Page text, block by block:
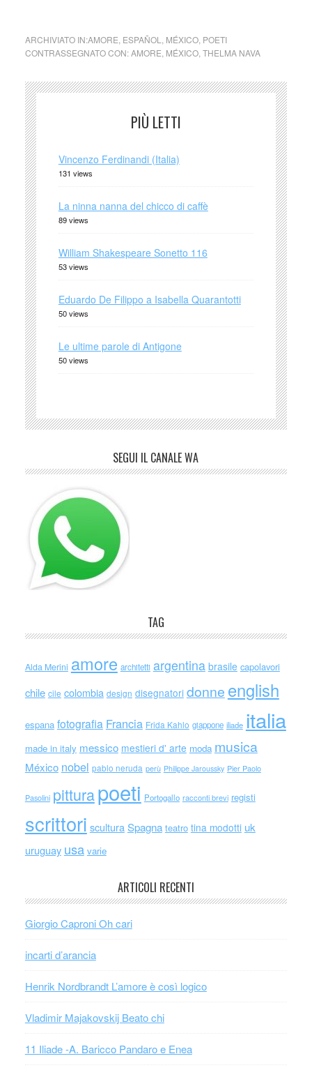
ARCHIVIATO IN:AMORE ESPAÑOL MÉXICO, POETI
CONTRASSEGNATO CON:AMORE MÉXICO, THELMA NAVA
PIÙ LETTI
Vincenzo Ferdinandi (Italia)
131 views
La ninna nanna del chicco di caffè
89 views
William Shakespeare Sonetto 116
53 views
Eduardo De Filippo a Isabella Quarantotti
50 views
Le ultime parole di Antigone
50 views
SEGUI IL CANALE WA
TAG
Alda Merini amore architetti argentina brasile capolavori
chile cile colombia design disegnatori donne english
espana fotografia Francia Frida Kahlo giappone iliade italia
made in italy messico mestieri d' arte moda musica
México nobel pablo neruda perù Philippe Jaroussky Pier Paolo
Pasolini pitturapoeti Portogallo racconti brevi registi
scrittori scultura Spagna teatro tina modotti uk
uruguay usa varie
ARTICOLI RECENTI
Giorgio Caproni Oh cari
incarti d’arancia
Henrik Nordbrandt L’amore è così logico
Vladimir Majakovskij Beato chi
11 Iliade -A. Baricco Pandaro e Enea